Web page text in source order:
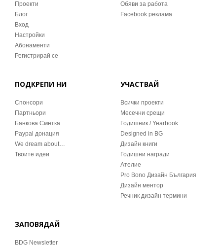
Проекти
Блог
Вход
Настройки
Абонаменти
Регистрирай се
Обяви за работа
Facebook реклама
ПОДКРЕПИ НИ
Спонсори
Партньори
Банкова Сметка
Paypal донация
We dream about…
Твоите идеи
УЧАСТВАЙ
Всички проекти
Месечни срещи
Годишник / Yearbook
Designed in BG
Дизайн книги
Годишни награди
Ателие
Pro Bono Дизайн България
Дизайн ментор
Речник дизайн термини
ЗАПОВЯДАЙ
BDG Newsletter